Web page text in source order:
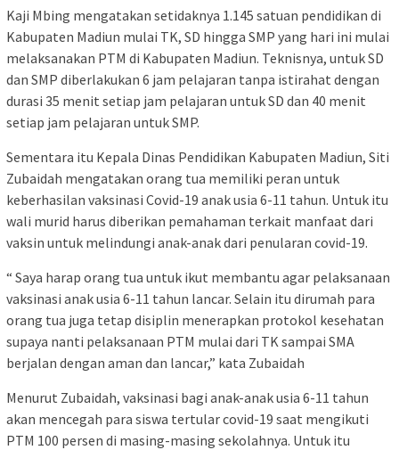
Kaji Mbing mengatakan setidaknya 1.145 satuan pendidikan di
Kabupaten Madiun mulai TK, SD hingga SMP yang hari ini mulai
melaksanakan PTM di Kabupaten Madiun. Teknisnya, untuk SD
dan SMP diberlakukan 6 jam pelajaran tanpa istirahat dengan
durasi 35 menit setiap jam pelajaran untuk SD dan 40 menit
setiap jam pelajaran untuk SMP.
Sementara itu Kepala Dinas Pendidikan Kabupaten Madiun, Siti
Zubaidah mengatakan orang tua memiliki peran untuk
keberhasilan vaksinasi Covid-19 anak usia 6-11 tahun. Untuk itu
wali murid harus diberikan pemahaman terkait manfaat dari
vaksin untuk melindungi anak-anak dari penularan covid-19.
“ Saya harap orang tua untuk ikut membantu agar pelaksanaan
vaksinasi anak usia 6-11 tahun lancar. Selain itu dirumah para
orang tua juga tetap disiplin menerapkan protokol kesehatan
supaya nanti pelaksanaan PTM mulai dari TK sampai SMA
berjalan dengan aman dan lancar,” kata Zubaidah
Menurut Zubaidah, vaksinasi bagi anak-anak usia 6-11 tahun
akan mencegah para siswa tertular covid-19 saat mengikuti
PTM 100 persen di masing-masing sekolahnya. Untuk itu